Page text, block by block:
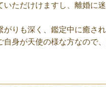
ただけけますし、離婚に
りも深く、鑑定中に癒され
身が天使の様な方なので